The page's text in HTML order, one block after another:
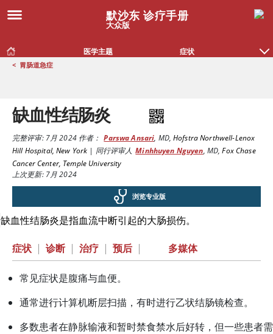
默沙东 诊疗手册
大众版
医学主题 症状
< 胃肠道急症
缺血性结肠炎
完整评审:7月 2024作者： Parswa Ansari, MD,Hofstra Northwell-Lenox
Hill Hospital, New York | 同行评审人 Minhhuyen Nguyen, MD,Fox Chase
Cancer Center, Temple University
上次更新: 7月 2024
浏览专业版
缺血性结肠炎是指血流中断引起的大肠损伤。
症状 | 诊断 | 治疗 | 预后 | 多媒体
常见症状是腹痛与血便。
通常进行计算机断层扫描，有时进行乙状结肠镜检查。
多数患者在静脉输液和暂时禁食禁水后好转，但一些患者需